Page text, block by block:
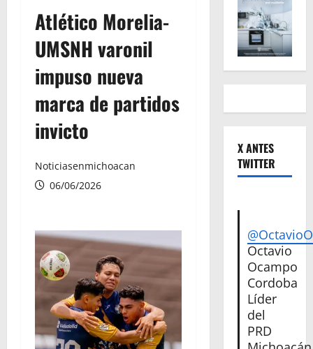
Atlético Morelia-
UMSNH varonil
impuso nueva
marca de partidos
invicto
Noticiasenmichoacan
06/06/2026
X ANTES
TWITTER
Octavio
Ocampo
Cordoba
Líder
del
PRD